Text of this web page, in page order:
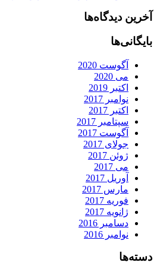
آخرین دیدگاه‌ها
بایگانی‌ها
آگوست 2020
می 2020
اکتبر 2019
نوامبر 2017
اکتبر 2017
سپتامبر 2017
آگوست 2017
جولای 2017
ژوئن 2017
می 2017
آوریل 2017
مارس 2017
فوریه 2017
ژانویه 2017
دسامبر 2016
نوامبر 2016
دسته‌ها